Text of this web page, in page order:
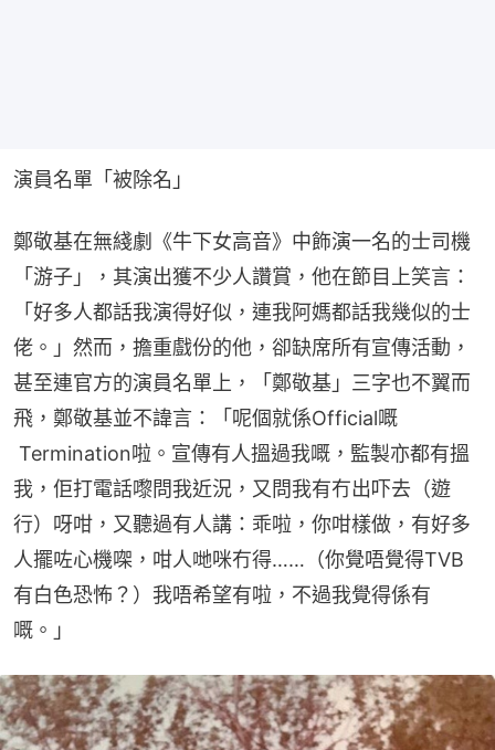
演員名單「被除名」
鄭敬基在無綫劇《牛下女高音》中飾演一名的士司機
「游子」，其演出獲不少人讚賞，他在節目上笑言：
「好多人都話我演得好似，連我阿媽都話我幾似的士
佬。」然而，擔重戲份的他，卻缺席所有宣傳活動，
甚至連官方的演員名單上，「鄭敬基」三字也不翼而
飛，鄭敬基並不諱言：「呢個就係Official嘅
Termination啦。宣傳有人搵過我嘅，監製亦都有搵
我，佢打電話嚟問我近況，又問我有冇出吓去（遊
行）呀咁，又聽過有人講：乖啦，你咁樣做，有好多
人擺咗心機㗎，咁人哋咪冇得……（你覺唔覺得TVB
有白色恐怖？）我唔希望有啦，不過我覺得係有
嘅。」